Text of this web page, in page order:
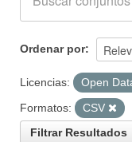
Ordenar por
Licencias:
Open
Formatos:
CSV
Filtrar Resultados